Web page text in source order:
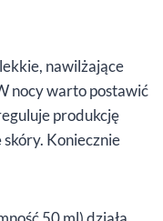
nawilżające
nocy warto postawić
produkcję
Koniecznie